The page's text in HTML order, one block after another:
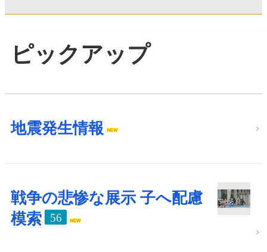
ピックアップ
地震発生情報
戦争の悲惨な展示 子へ配慮
模索
56